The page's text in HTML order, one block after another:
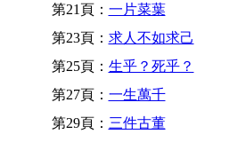
第21頁： 一片菜葉
第23頁： 求人不如求己
第25頁： 生乎？死乎？
第27頁： 一生萬千
第29頁： 三件古董